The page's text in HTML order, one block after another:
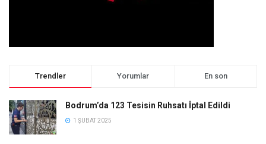
Trendler Yorumlar En son
Bodrum’da 123 Tesisin Ruhsatı İptal Edildi
1 ŞUBAT 2025